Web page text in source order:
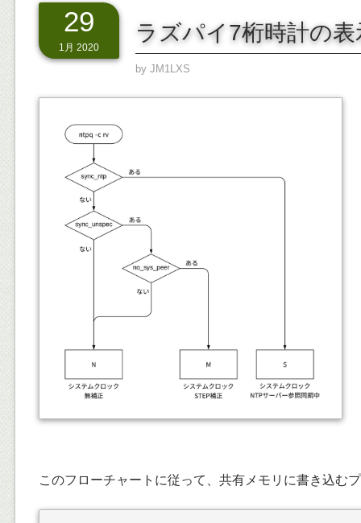
29
1月 2020
ラズパイ7桁時計の表
by JM1LXS
このフローチャートに従って、共有メモリに書き込む